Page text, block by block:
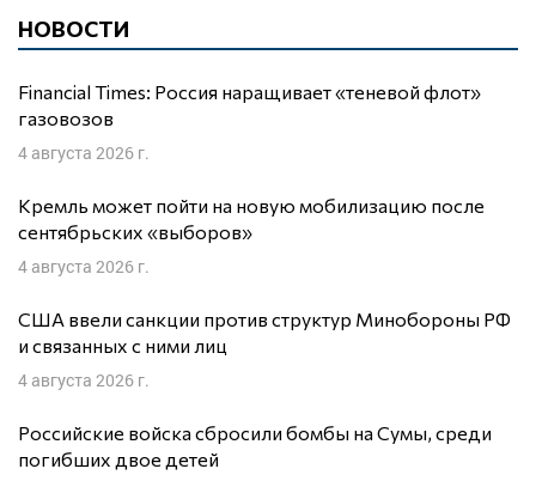
НОВОСТИ
Financial Times: Россия наращивает «теневой флот»
газовозов
4 августа 2026 г.
Кремль может пойти на новую мобилизацию после
сентябрьских «выборов»
4 августа 2026 г.
США ввели санкции против структур Минобороны РФ
и связанных с ними лиц
4 августа 2026 г.
Российские войска сбросили бомбы на Сумы, среди
погибших двое детей